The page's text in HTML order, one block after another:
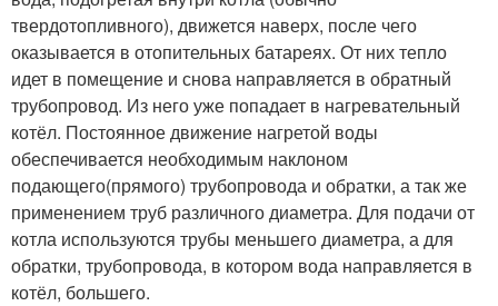
твердотопливного), движется наверх, после чего
оказывается в отопительных батареях. От них тепло
идет в помещение и снова направляется в обратный
трубопровод. Из него уже попадает в нагревательный
котёл. Постоянное движение нагретой воды
обеспечивается необходимым наклоном
подающего(прямого) трубопровода и обратки, а так же
применением труб различного диаметра. Для подачи от
котла используются трубы меньшего диаметра, а для
обратки, трубопровода, в котором вода направляется в
котёл, большего.